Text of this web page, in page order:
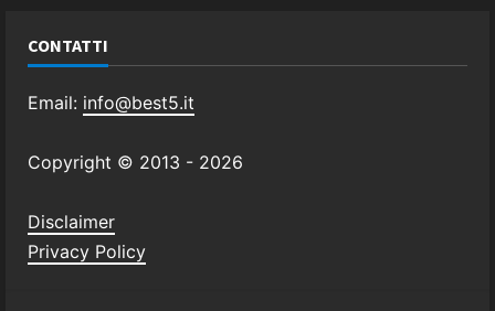
CONTATTI
Email: info@best5.it
Copyright © 2013 - 2026
Disclaimer
Privacy Policy